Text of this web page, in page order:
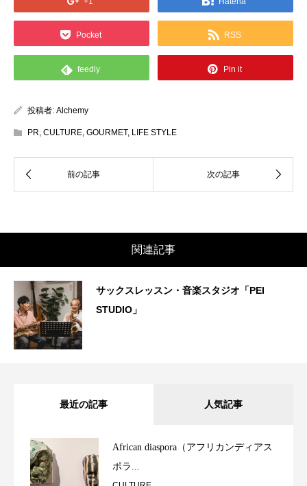
Pocket RSS
feedly Pin it
投稿者: Alchemy
PR CULTURE GOURMET, LIFE STYLE
関連記事
サックスレッスン・音楽スタジオ「PEI
STUDIO」
最近の記事 人気記事
African diaspora（アフリカンディアス
ポラ...